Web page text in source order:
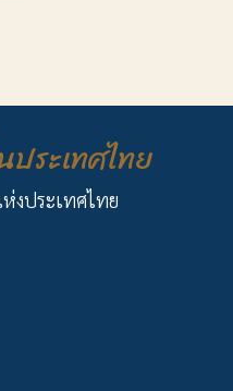
ระเทศไทย
งประเทศไทย